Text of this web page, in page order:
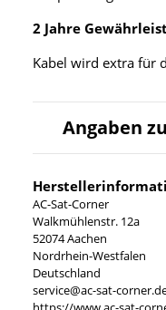
2 Jahre
Kabel wird extra für
Angaben
AC-Sat-Corner
Walkmühlenstr. 12a
52074 Aachen
Nordrhein-Westfalen
Deutschland
service@ac-sat-